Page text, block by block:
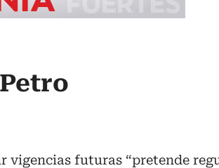
vigencias futuras “pretende